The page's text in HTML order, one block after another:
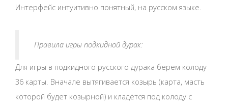
Интерфейс интуитивно понятный, на русском языке.
Правила игры подкидной дурак:
Для игры в подкидного русского дурака берем колоду
36 карты. Вначале вытягивается козырь (карта, масть
которой будет козырной) и кладётся под колоду с